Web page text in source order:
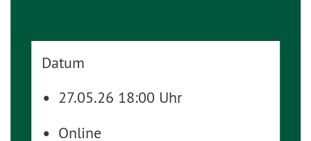
Datum
27.05.26 18:00 Uhr
Online